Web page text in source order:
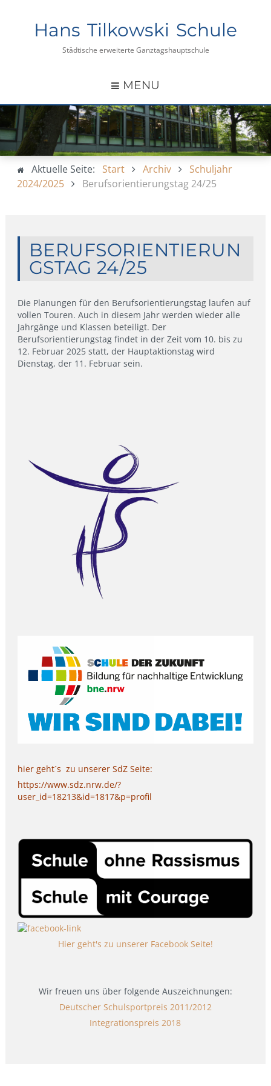
Hans Tilkowski Schule
Städtische erweiterte Ganztagshauptschule
MENU
Aktuelle Seite: Start Archiv
Schuljahr
2024/2025
Berufsorientierungstag 24/25
BERUFSORIENTIERUN
GSTAG 24/25
Die Planungen für den Berufsorientierungstag laufen auf
vollen Touren. Auch in diesem Jahr werden wieder alle
Jahrgänge und Klassen beteiligt. Der
Berufsorientierungstag findet in der Zeit vom 10. bis zu
12. Februar 2025 statt, der Hauptaktionstag wird
Dienstag, der 11. Februar sein.
hier geht´s zu unserer SdZ Seite:
https://www.sdz.nrw.de/?
user_id=18213&id=1817&p=profil
Hier geht's zu unserer Facebook Seite!
Wir freuen uns über folgende Auszeichnungen:
Deutscher Schulsportpreis 2011/2012
Integrationspreis 2018